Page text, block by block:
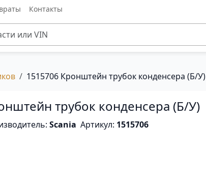
Контакты
1515706 Кронштейн трубок конденсера (Б/У)
трубок конденсера (Б/У)
Scania Артикул: 1515706